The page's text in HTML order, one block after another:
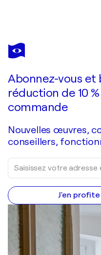
DARIA BAGRINTSEVA
Love
Abonnez-vous et
réduction de 10
commande
Nouvelles œuvres,
conseillers,
J'en